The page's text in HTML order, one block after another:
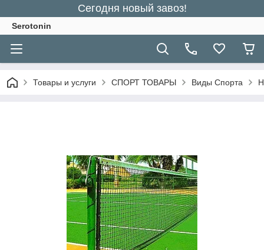
Сегодня новый завоз!
Serotonin
Товары и услуги СПОРТ ТОВАРЫ Виды Спорта